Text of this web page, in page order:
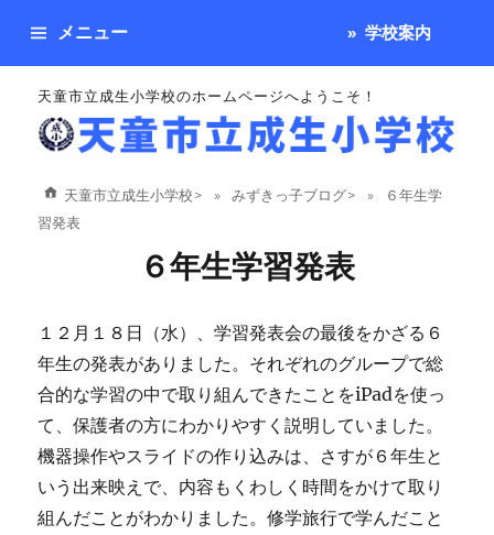
天童市立成生小学校のホームページへようこそ！
メニュー 学校案内
天童市立成生小学校 > みずきっ子ブログ>
６年生学
習発表
６年生学習発表
１２月１８日（水）、学習発表会の最後をかざる６
年生の発表がありました。それぞれのグループで総
合的な学習の中で取り組んできたことをiPadを使っ
て、保護者の方にわかりやすく説明していました。
機器操作やスライドの作り込みは、さすが６年生と
いう出来映えで、内容もくわしく時間をかけて取り
組んだことがわかりました。修学旅行で学んだこと